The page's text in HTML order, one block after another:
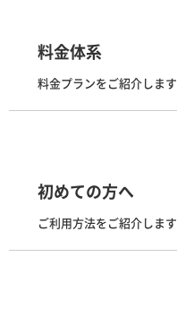
料金体系
料金プランをご紹介します
初めての方へ
ご利用方法をご紹介します